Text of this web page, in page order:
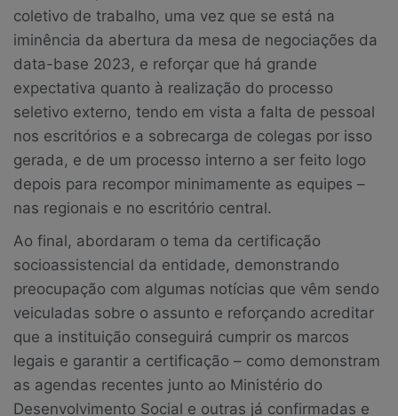
coletivo de trabalho, uma vez que se está na
iminência da abertura da mesa de negociações da
data-base 2023, e reforçar que há grande
expectativa quanto à realização do processo
seletivo externo, tendo em vista a falta de pessoal
nos escritórios e a sobrecarga de colegas por isso
gerada, e de um processo interno a ser feito logo
depois para recompor minimamente as equipes –
nas regionais e no escritório central.
Ao final, abordaram o tema da certificação
socioassistencial da entidade, demonstrando
preocupação com algumas notícias que vêm sendo
veiculadas sobre o assunto e reforçando acreditar
que a instituição conseguirá cumprir os marcos
legais e garantir a certificação – como demonstram
as agendas recentes junto ao Ministério do
Desenvolvimento Social e outras já confirmadas e